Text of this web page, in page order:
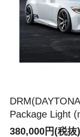
Package Light
380,000円(税